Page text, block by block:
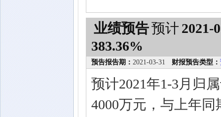
业绩预告预计 2021-
383.36%
预告报告期： 2021-03-31 财报预告类型：
预计2021年1-3月归
4000万元，与上年同